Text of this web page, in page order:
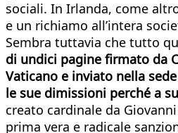
sociali. In Irlanda, come
e un richiamo all’intera
Sembra tuttavia che tutto
di undici pagine firmato da
Vaticano e inviato nella
le sue dimissioni perché a
creato cardinale da
prima vera e radicale